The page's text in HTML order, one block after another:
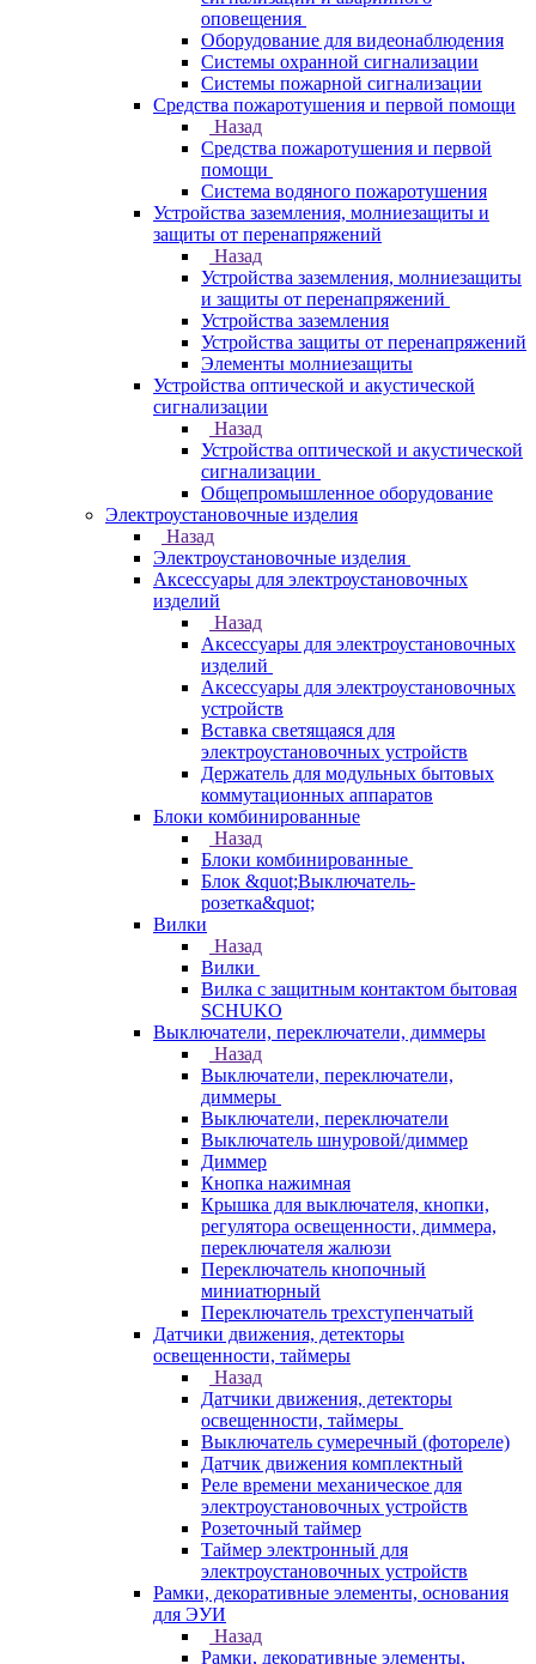
оповещения
Оборудование для видеонаблюдения
Системы охранной сигнализации
Системы пожарной сигнализации
Средства пожаротушения и первой помощи
Назад
Средства пожаротушения и первой
помощи
Система водяного пожаротушения
Устройства заземления, молниезащиты и
защиты от перенапряжений
Назад
Устройства заземления, молниезащиты
и защиты от перенапряжений
Устройства заземления
Устройства защиты от перенапряжений
Элементы молниезащиты
Устройства оптической и акустической
сигнализации
Назад
Устройства оптической и акустической
сигнализации
Общепромышленное оборудование
Электроустановочные изделия
Назад
Электроустановочные изделия
Аксессуары для электроустановочных
изделий
Назад
Аксессуары для электроустановочных
изделий
Аксессуары для электроустановочных
устройств
Вставка светящаяся для
электроустановочных устройств
Держатель для модульных бытовых
коммутационных аппаратов
Блоки комбинированные
Назад
Блоки комбинированные
Блок &quot;Выключатель-
розетка&quot;
Вилки
Назад
Вилки
Вилка с защитным контактом бытовая
SCHUKO
Выключатели, переключатели, диммеры
Назад
Выключатели, переключатели,
диммеры
Выключатели, переключатели
Выключатель шнуровой/диммер
Диммер
Кнопка нажимная
Крышка для выключателя, кнопки,
регулятора освещенности, диммера,
переключателя жалюзи
Переключатель кнопочный
миниатюрный
Переключатель трехступенчатый
Датчики движения, детекторы
освещенности, таймеры
Назад
Датчики движения, детекторы
освещенности, таймеры
Выключатель сумеречный (фотореле)
Датчик движения комплектный
Реле времени механическое для
электроустановочных устройств
Розеточный таймер
Таймер электронный для
электроустановочных устройств
Рамки, декоративные элементы, основания
для ЭУИ
Назад
Рамки, декоративные элементы,